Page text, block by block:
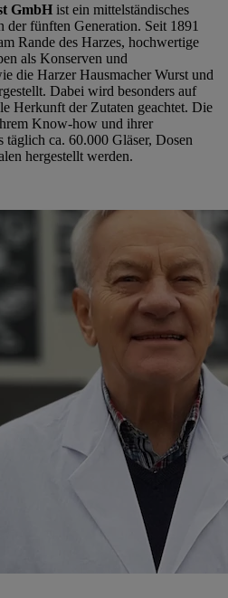
GmbH ist ein mittelständisches
der fünften Generation. Seit 1891
Rande des Harzes, hochwertige
als Konserven und
die Harzer Hausmacher Wurst und
Dabei wird besonders auf
Herkunft der Zutaten geachtet. Die
Know-how und ihrer
täglich ca. 60.000 Gläser, Dosen
hergestellt werden.